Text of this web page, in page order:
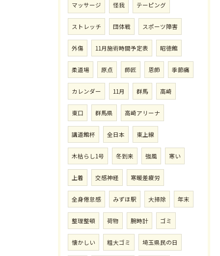
マッサージ 怪我 テーピング
ストレッチ 団体戦 スポーツ障害
外傷 11月施術時間予定表 昭徳館
柔道場 原点 師匠 恩師 季節痛
カレンダー 11月 群馬 高崎
東口 群馬県 高崎アリーナ
講道館杯 全日本 東上線
木枯らし1号 冬到来 強風 寒い
上着 交感神経 寒暖差疲労
全身倦怠感 みずほ駅 大掃除 年末
整理整頓 荷物 腕時計 ゴミ
懐かしい 粗大ゴミ 埼玉県民の日